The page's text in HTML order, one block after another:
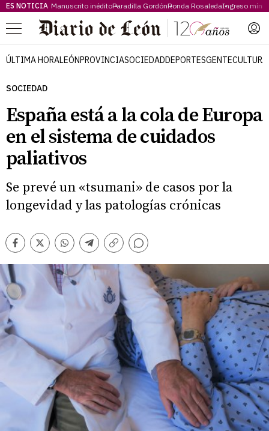
ES NOTICIA Manuscrito inéditoParadilla GordónRonda RosaledaIngreso
Menú
ÚLTIMA HORALEÓNPROVINCIASOCIEDADDEPORTESGENTECULTURA
SOCIEDAD
España está a la cola de Europa
en el sistema de cuidados
paliativos
Se prevé un «tsumani» de casos por la
longevidad y las patologías crónicas
Facebook
TwitterWhatsappTelegram
Copiar
Comentarios